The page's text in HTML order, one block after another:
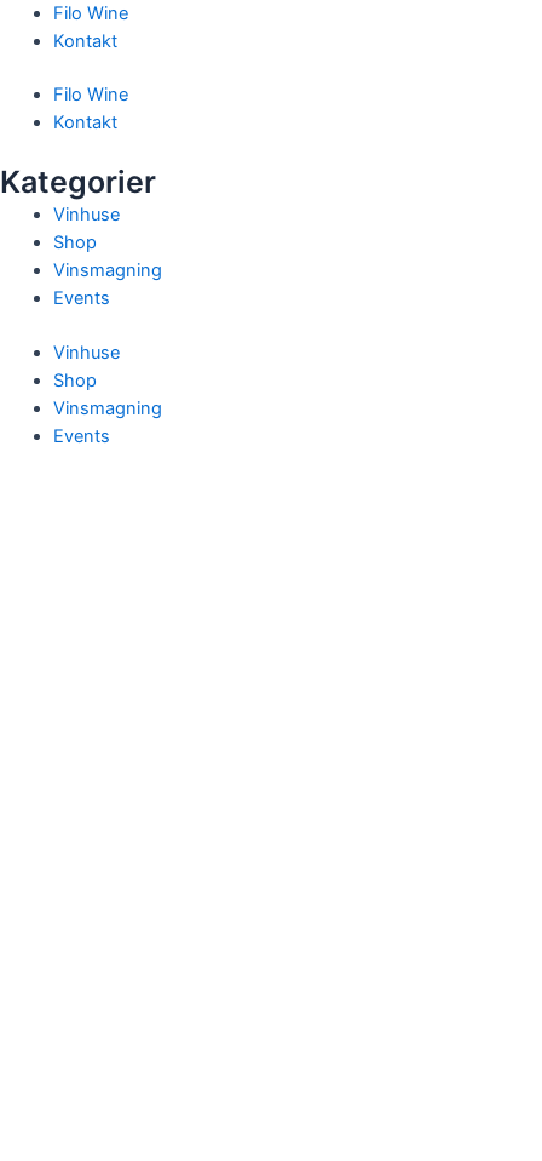
Filo Wine
Kontakt
Filo Wine
Kontakt
Kategorier
Vinhuse
Shop
Vinsmagning
Events
Vinhuse
Shop
Vinsmagning
Events